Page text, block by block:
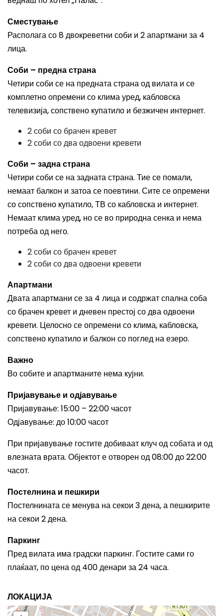
Сместување
Располага со 8 двокреветни соби и 2 апартмани за 4
лица.
Соби – предна страна
Четири соби се на предната страна од вилата и се
комплетно опремени со клима уред, кабловска
телевизија, сопствено купатило и безжичен интернет.
2 соби со брачен кревет
2 соби со два одвоени кревети
Соби – задна страна
Четири соби се на задната страна. Тие се помали,
немаат балкон и затоа се поевтини. Сите се опремени
со сопствено купатило, ТВ со кабловска и интернет.
Немаат клима уред, но се во природна сенка и нема
потреба од него.
2 соби со брачен кревет
2 соби со два одвоени кревети
Апартмани
Двата апартмани се за 4 лица и содржат спална соба
со брачен кревет и дневен престој со два одвоени
кревети. Целосно се опремени со клима, кабловска,
сопствено купатило и балкон со поглед на езеро.
Важно
Во собите и апартманите нема кујни.
Пријавување и одјавување
Пријавување: 15:00 – 22:00 часот
Одјавување: до 10:00 часот
При пријавување гостите добиваат клуч од собата и од
влезната врата. Објектот е отворен од 08:00 до 22:00
часот.
Постелнина и пешкири
Постелнината се менува на секои 3 дена, а пешкирите
на секои 2 дена.
Паркинг
Пред вилата има градски паркинг. Гостите сами го
плаќаат, по цена од 400 денари за 24 часа.
ЛОКАЦИЈА